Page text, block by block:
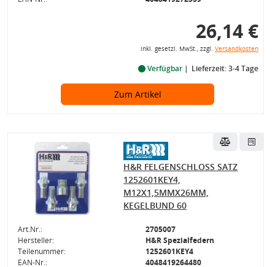
26,14 €
inkl. gesetzl. MwSt., zzgl. Versandkosten
Verfügbar Lieferzeit: 3-4 Tage
Zum Artikel
H&R FELGENSCHLOSS SATZ
1252601KEY4,
M12X1,5MMX26MM,
KEGELBUND 60
Art.Nr.:
2705007
Hersteller:
H&R Spezialfedern
Teilenummer:
1252601KEY4
EAN-Nr.:
4048419264480